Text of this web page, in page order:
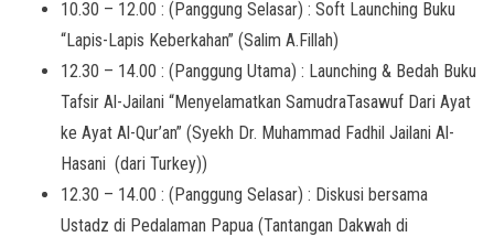
10.30 – 12.00 : (Panggung Selasar) : Soft Launching Buku
“Lapis-Lapis Keberkahan” (Salim A.Fillah)
12.30 – 14.00 : (Panggung Utama) : Launching & Bedah Buku
Tafsir Al-Jailani “Menyelamatkan SamudraTasawuf Dari Ayat
ke Ayat Al-Qur’an” (Syekh Dr. Muhammad Fadhil Jailani Al-
Hasani (dari Turkey))
12.30 – 14.00 : (Panggung Selasar) : Diskusi bersama
Ustadz di Pedalaman Papua (Tantangan Dakwah di